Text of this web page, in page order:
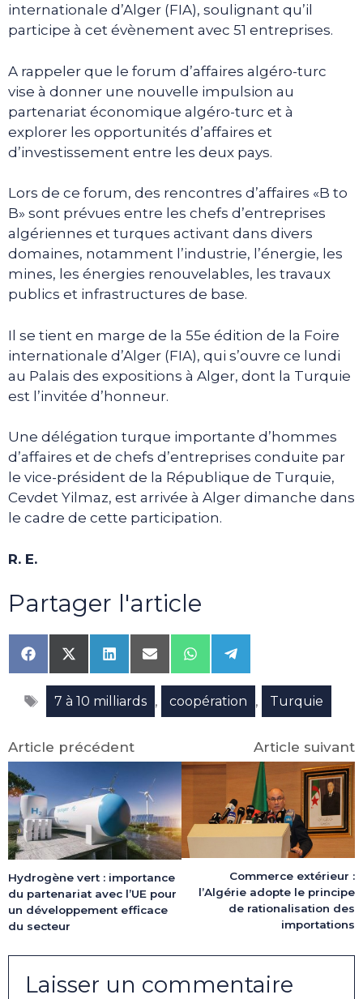
internationale d’Alger (FIA), soulignant qu’il
participe à cet évènement avec 51 entreprises.
A rappeler que le forum d’affaires algéro-turc
vise à donner une nouvelle impulsion au
partenariat économique algéro-turc et à
explorer les opportunités d’affaires et
d’investissement entre les deux pays.
Lors de ce forum, des rencontres d’affaires «B to
B» sont prévues entre les chefs d’entreprises
algériennes et turques activant dans divers
domaines, notamment l’industrie, l’énergie, les
mines, les énergies renouvelables, les travaux
publics et infrastructures de base.
Il se tient en marge de la 55e édition de la Foire
internationale d’Alger (FIA), qui s’ouvre ce lundi
au Palais des expositions à Alger, dont la Turquie
est l’invitée d’honneur.
Une délégation turque importante d’hommes
d’affaires et de chefs d’entreprises conduite par
le vice-président de la République de Turquie,
Cevdet Yilmaz, est arrivée à Alger dimanche dans
le cadre de cette participation.
R. E.
Partager l'article
Share
on
Facebook
Share
on
X
(Twitter)
Share
on
LinkedIn
Share
on
Email
Share
on
WhatsApp
Share
on
Telegram
Étiquettes
7 à 10 milliards , coopération , Turquie
Article précédent
Hydrogène vert : importance
du partenariat avec l’UE pour
un développement efficace
du secteur
Article suivant
Commerce extérieur :
l’Algérie adopte le principe
de rationalisation des
importations
Laisser un commentaire